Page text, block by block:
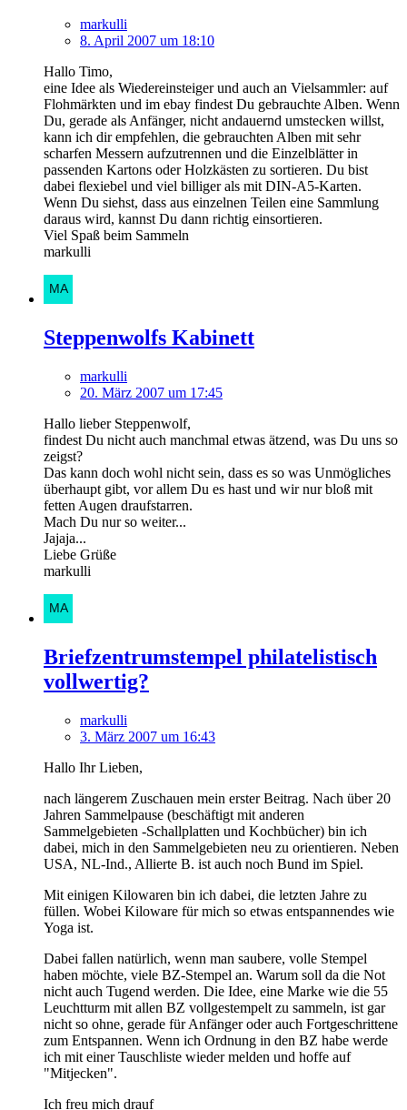
markulli
8. April 2007 um 18:10
Hallo Timo,
eine Idee als Wiedereinsteiger und auch an Vielsammler: auf
Flohmärkten und im ebay findest Du gebrauchte Alben. Wenn
Du, gerade als Anfänger, nicht andauernd umstecken willst,
kann ich dir empfehlen, die gebrauchten Alben mit sehr
scharfen Messern aufzutrennen und die Einzelblätter in
passenden Kartons oder Holzkästen zu sortieren. Du bist
dabei flexiebel und viel billiger als mit DIN-A5-Karten.
Wenn Du siehst, dass aus einzelnen Teilen eine Sammlung
daraus wird, kannst Du dann richtig einsortieren.
Viel Spaß beim Sammeln
markulli
Steppenwolfs Kabinett
markulli
20. März 2007 um 17:45
Hallo lieber Steppenwolf,
findest Du nicht auch manchmal etwas ätzend, was Du uns so
zeigst?
Das kann doch wohl nicht sein, dass es so was Unmögliches
überhaupt gibt, vor allem Du es hast und wir nur bloß mit
fetten Augen draufstarren.
Mach Du nur so weiter...
Jajaja...
Liebe Grüße
markulli
Briefzentrumstempel philatelistisch
vollwertig?
markulli
3. März 2007 um 16:43
Hallo Ihr Lieben,
nach längerem Zuschauen mein erster Beitrag. Nach über 20
Jahren Sammelpause (beschäftigt mit anderen
Sammelgebieten -Schallplatten und Kochbücher) bin ich
dabei, mich in den Sammelgebieten neu zu orientieren. Neben
USA, NL-Ind., Allierte B. ist auch noch Bund im Spiel.
Mit einigen Kilowaren bin ich dabei, die letzten Jahre zu
füllen. Wobei Kiloware für mich so etwas entspannendes wie
Yoga ist.
Dabei fallen natürlich, wenn man saubere, volle Stempel
haben möchte, viele BZ-Stempel an. Warum soll da die Not
nicht auch Tugend werden. Die Idee, eine Marke wie die 55
Leuchtturm mit allen BZ vollgestempelt zu sammeln, ist gar
nicht so ohne, gerade für Anfänger oder auch Fortgeschrittene
zum Entspannen. Wenn ich Ordnung in den BZ habe werde
ich mit einer Tauschliste wieder melden und hoffe auf
"Mitjecken".
Ich freu mich drauf